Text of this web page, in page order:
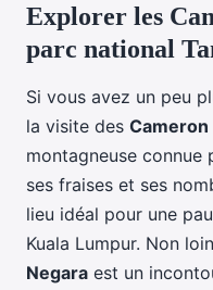
Explorer les
parc national
Si vous avez un peu
la visite des Cameron
montagneuse connue
ses fraises et ses
lieu idéal pour une
Kuala Lumpur. Non
Negara est un